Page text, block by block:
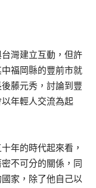
台灣建立互動，但許
福岡縣的豐前市就
藤元秀，討論到豐
年輕人交流為起
年的時代起來看，
不可分的關係，同
家，除了他自己以